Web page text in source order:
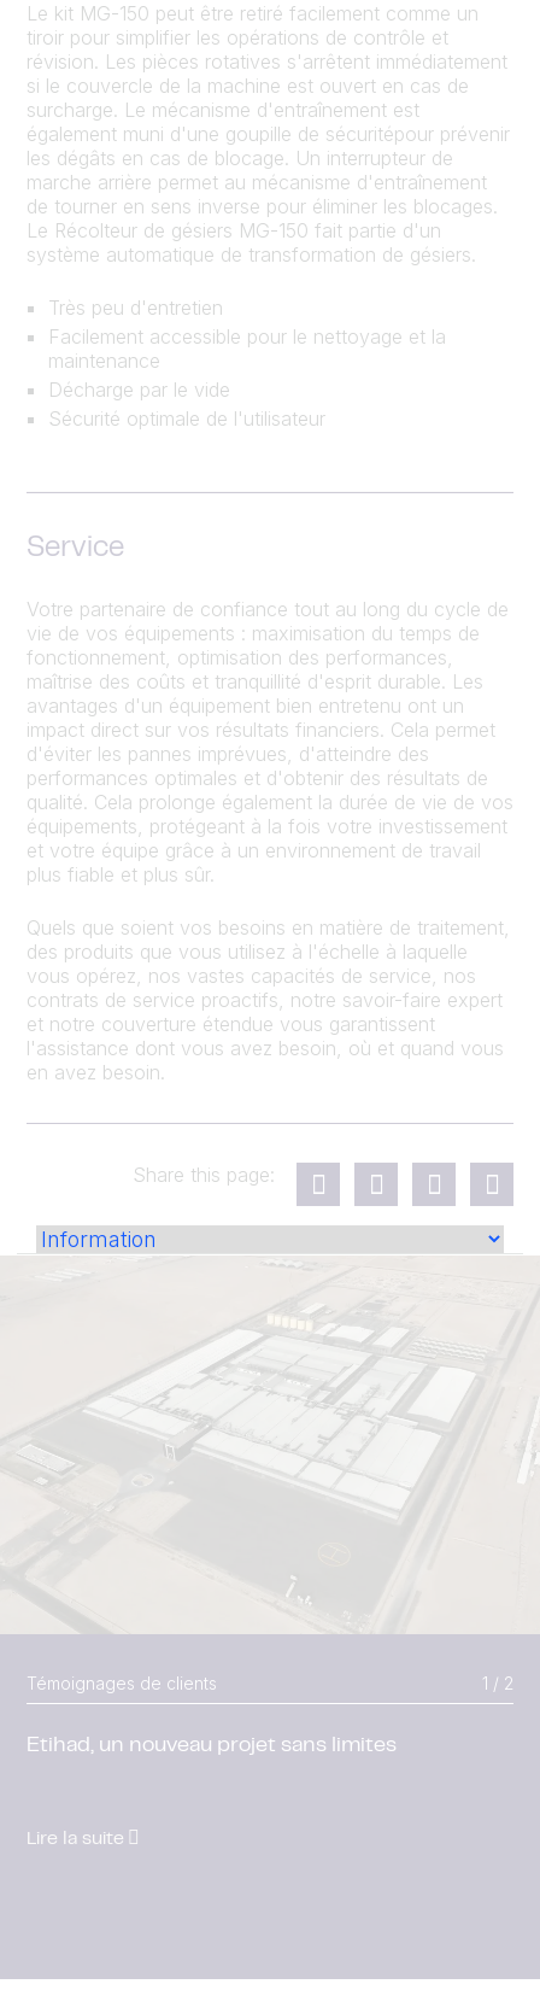
Le kit MG-150 peut être retiré facilement comme un
tiroir pour simplifier les opérations de contrôle et
révision. Les pièces rotatives s'arrêtent immédiatement
si le couvercle de la machine est ouvert en cas de
surcharge. Le mécanisme d'entraînement est
également muni d'une goupille de sécuritépour prévenir
les dégâts en cas de blocage. Un interrupteur de
marche arrière permet au mécanisme d'entraînement
de tourner en sens inverse pour éliminer les blocages.
Le Récolteur de gésiers MG-150 fait partie d'un
système automatique de transformation de gésiers.
Très peu d'entretien
Facilement accessible pour le nettoyage et la
maintenance
Décharge par le vide
Sécurité optimale de l'utilisateur
Service
Votre partenaire de confiance tout au long du cycle de
vie de vos équipements : maximisation du temps de
fonctionnement, optimisation des performances,
maîtrise des coûts et tranquillité d'esprit durable. Les
avantages d'un équipement bien entretenu ont un
impact direct sur vos résultats financiers. Cela permet
d'éviter les pannes imprévues, d'atteindre des
performances optimales et d'obtenir des résultats de
qualité. Cela prolonge également la durée de vie de vos
équipements, protégeant à la fois votre investissement
et votre équipe grâce à un environnement de travail
plus fiable et plus sûr.
Quels que soient vos besoins en matière de traitement,
des produits que vous utilisez à l'échelle à laquelle
vous opérez, nos vastes capacités de service, nos
contrats de service proactifs, notre savoir-faire expert
et notre couverture étendue vous garantissent
l'assistance dont vous avez besoin, où et quand vous
en avez besoin.
Share this page:
Témoignages de clients 1 / 2
Etihad, un nouveau projet sans limites
Lire la suite